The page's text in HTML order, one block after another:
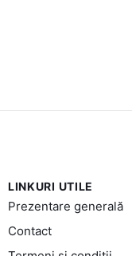
LINKURI UTILE
Prezentare generală
Contact